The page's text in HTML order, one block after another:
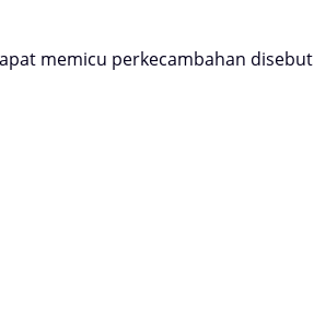
memicu perkecambahan disebut